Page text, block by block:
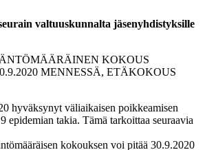
valtuuskunnalta jäsenyhdistyksille
KOKOUS
MENNESSÄ, ETÄKOKOUS
hyväksynyt väliaikaisen poikkeamisen
epidemian takia. Tämä tarkoittaa seuraavia
kokouksen voi pitää 30.9.2020